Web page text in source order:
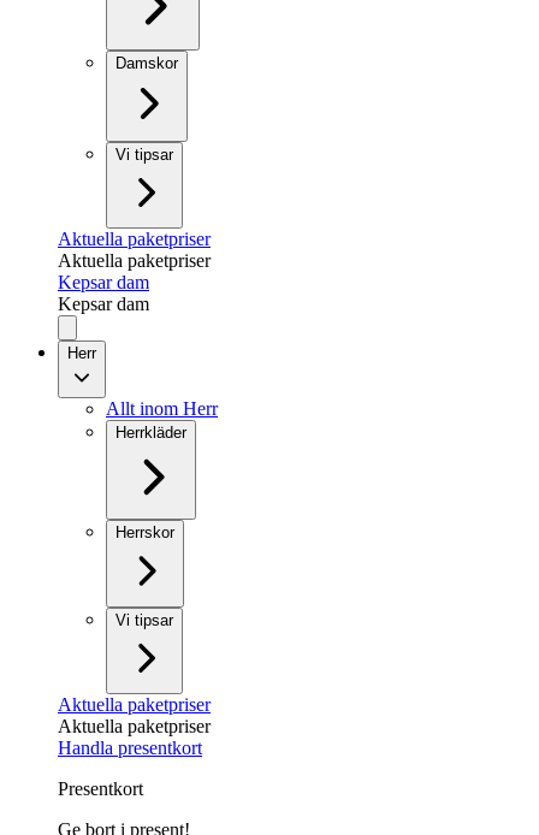
Damskor
Vi tipsar
Aktuella paketpriser
Aktuella paketpriser
Kepsar dam
Kepsar dam
Herr
Allt inom Herr
Herrkläder
Herrskor
Vi tipsar
Aktuella paketpriser
Aktuella paketpriser
Handla presentkort
Presentkort
Ge bort i present!